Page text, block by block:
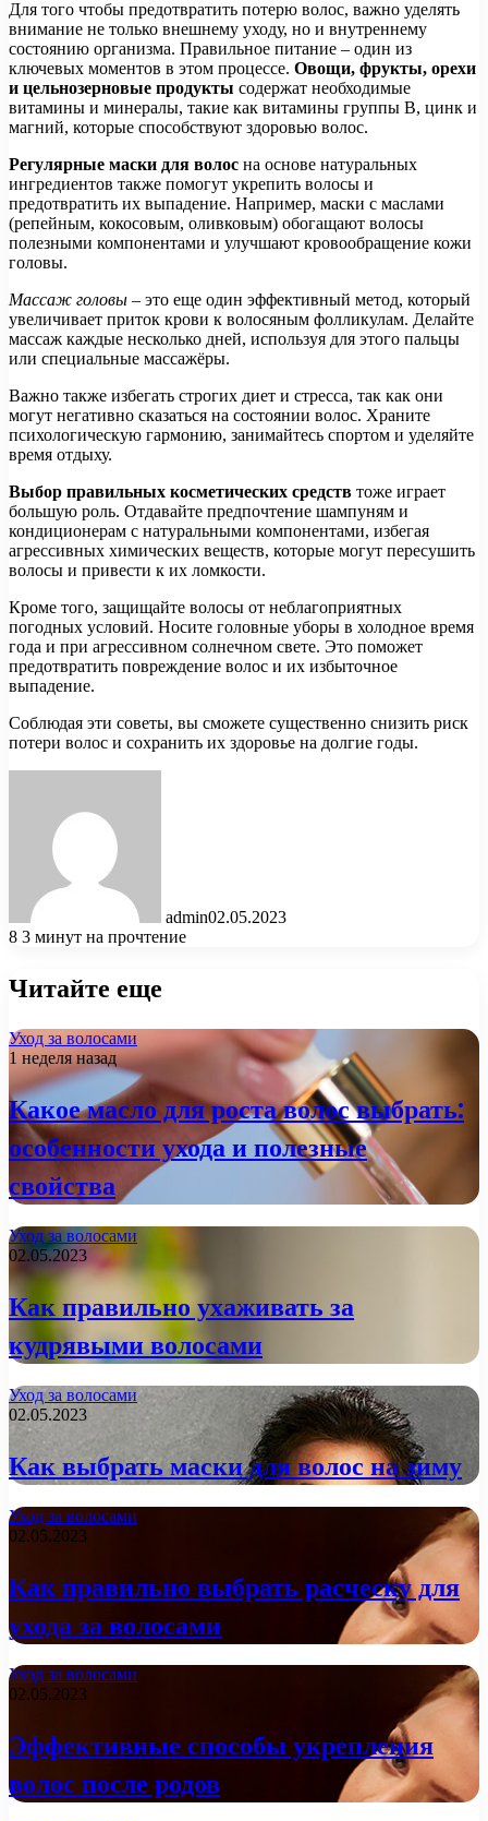
Для того чтобы предотвратить потерю волос, важно уделять
внимание не только внешнему уходу, но и внутреннему
состоянию организма. Правильное питание – один из
ключевых моментов в этом процессе. Овощи, фрукты, орехи
и цельнозерновые продукты содержат необходимые
витамины и минералы, такие как витамины группы B, цинк и
магний, которые способствуют здоровью волос.
Регулярные маски для волос на основе натуральных
ингредиентов также помогут укрепить волосы и
предотвратить их выпадение. Например, маски с маслами
(репейным, кокосовым, оливковым) обогащают волосы
полезными компонентами и улучшают кровообращение кожи
головы.
Массаж головы – это еще один эффективный метод, который
увеличивает приток крови к волосяным фолликулам. Делайте
массаж каждые несколько дней, используя для этого пальцы
или специальные массажёры.
Важно также избегать строгих диет и стресса, так как они
могут негативно сказаться на состоянии волос. Храните
психологическую гармонию, занимайтесь спортом и уделяйте
время отдыху.
Выбор правильных косметических средств тоже играет
большую роль. Отдавайте предпочтение шампуням и
кондиционерам с натуральными компонентами, избегая
агрессивных химических веществ, которые могут пересушить
волосы и привести к их ломкости.
Кроме того, защищайте волосы от неблагоприятных
погодных условий. Носите головные уборы в холодное время
года и при агрессивном солнечном свете. Это поможет
предотвратить повреждение волос и их избыточное
выпадение.
Соблюдая эти советы, вы сможете существенно снизить риск
потери волос и сохранить их здоровье на долгие годы.
admin02.05.2023
8 3 минут на прочтение
Читайте еще
Уход за волосами
1 неделя назад
Какое масло для роста волос выбрать:
особенности ухода и полезные
свойства
Уход за волосами
02.05.2023
Как правильно ухаживать за
кудрявыми волосами
Уход за волосами
02.05.2023
Как выбрать маски для волос на зиму
Уход за волосами
02.05.2023
Как правильно выбрать расческу для
ухода за волосами
Уход за волосами
02.05.2023
Эффективные способы укрепления
волос после родов